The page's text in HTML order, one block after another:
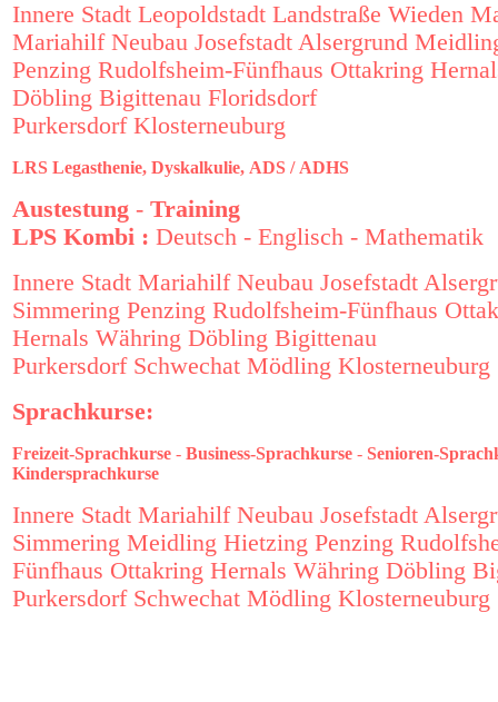
Innere Stadt Leopoldstadt Landstraße Wieden
Mariahilf Neubau Josefstadt Alsergrund
Penzing Rudolfsheim-Fünfhaus Ottakring
Döbling Bigittenau Floridsdorf
Purkersdorf Klosterneuburg
LRS Legasthenie, Dyskalkulie, ADS / ADHS
Austestung - Training
LPS Kombi : Deutsch - Englisch - Mathematik
Innere Stadt Mariahilf Neubau Josefstadt
Simmering Penzing Rudolfsheim-Fünfhaus
Hernals Währing Döbling Bigittenau
Purkersdorf Schwechat Mödling Klosterneuburg
Sprachkurse:
Freizeit-Sprachkurse - Business-Sprachkurse - Senioren-
Kindersprachkurse
Innere Stadt Mariahilf Neubau Josefstadt
Simmering Meidling Hietzing Penzing
Fünfhaus Ottakring Hernals Währing Döbling
Purkersdorf Schwechat Mödling Klosterneuburg